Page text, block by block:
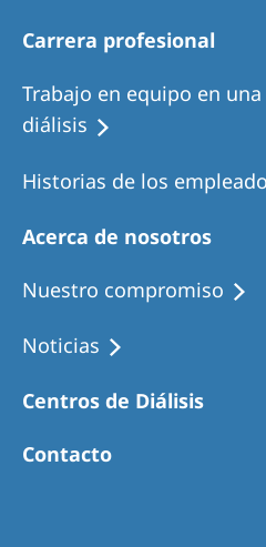
Carrera profesional
Trabajo en equipo en
diálisis
Historias de los
Acerca de nosotros
Nuestro compromiso
Noticias
Centros de Diálisis
Contacto